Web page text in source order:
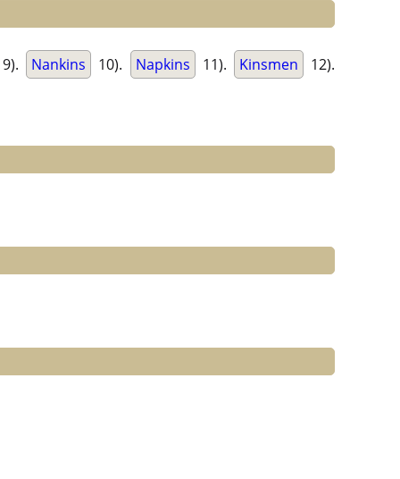
9). Nankins 10). Napkins 11). Kinsmen 12).